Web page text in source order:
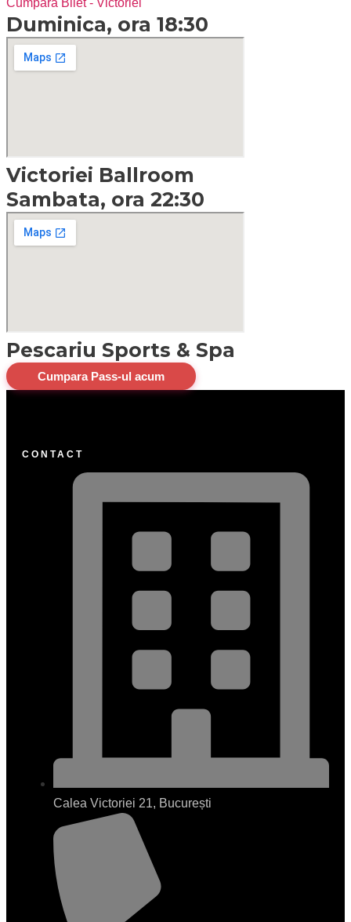
Duminica, ora 18:30
Victoriei Ballroom
Sambata, ora 22:30
Pescariu Sports & Spa
Cumpara Pass-ul acum
CONTACT
Calea Victoriei 21, București